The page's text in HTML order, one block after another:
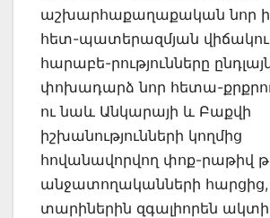
աշխարհաքաղաքական նոր
հետ-պատերազմյան
հարաբե-րությունները
փոխադարձ նոր հետա-
ու նաև Անկարայի և Բաքվի
իշխանությունների կողմից
հովանավորվող փոք-րաթիվ
անջատողականների հարցից,
տարիներին զգալիորեն